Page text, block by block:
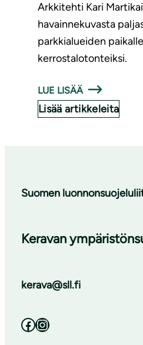
Arkkitehti Kari
havainnekuvasta
parkkialueiden
kerrostalotonteiksi.
LUE LISÄÄ
Lisää artikkeleita
Suomen
Keravan
kerava@sll.fi
Facebook Instagram